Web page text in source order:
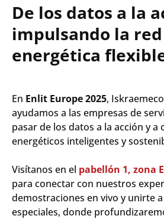
De los datos a la
impulsando la red
energética
En Enlit Europe 2025,
ayudamos a las empresas de
pasar de los datos a la acción y
energéticos inteligentes y
Visítanos en el pabellón 1, zona
para conectar con nuestros
demostraciones en vivo y unirte
especiales, donde